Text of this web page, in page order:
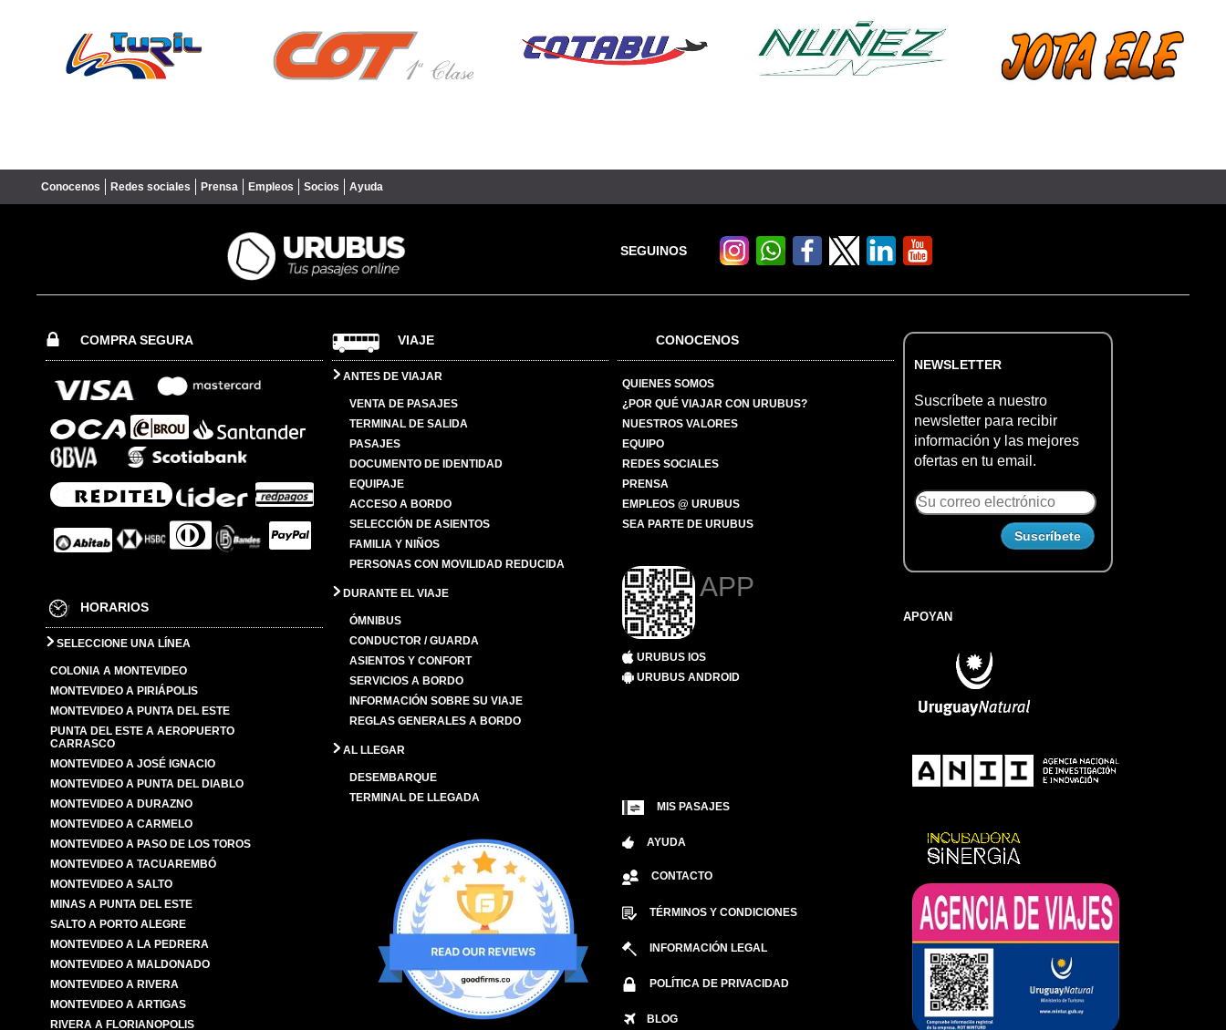
Conocenos Redes sociales Prensa Empleos Socios Ayuda
SEGUINOS
COMPRA SEGURA
HORARIOS
SELECCIONE UNA LÍNEA
COLONIA A MONTEVIDEO
MONTEVIDEO A PIRIÁPOLIS
MONTEVIDEO A PUNTA DEL ESTE
PUNTA DEL ESTE A AEROPUERTO
CARRASCO
MONTEVIDEO A JOSÉ IGNACIO
MONTEVIDEO A PUNTA DEL DIABLO
MONTEVIDEO A DURAZNO
MONTEVIDEO A CARMELO
MONTEVIDEO A PASO DE LOS TOROS
MONTEVIDEO A TACUAREMBÓ
MONTEVIDEO A SALTO
MINAS A PUNTA DEL ESTE
SALTO A PORTO ALEGRE
MONTEVIDEO A LA PEDRERA
MONTEVIDEO A MALDONADO
MONTEVIDEO A RIVERA
MONTEVIDEO A ARTIGAS
RIVERA A FLORIANOPOLIS
VIAJE
ANTES DE VIAJAR
VENTA DE PASAJES
TERMINAL DE SALIDA
PASAJES
DOCUMENTO DE IDENTIDAD
EQUIPAJE
ACCESO A BORDO
SELECCIÓN DE ASIENTOS
FAMILIA Y NIÑOS
PERSONAS CON MOVILIDAD REDUCIDA
DURANTE EL VIAJE
ÓMNIBUS
CONDUCTOR / GUARDA
ASIENTOS Y CONFORT
SERVICIOS A BORDO
INFORMACIÓN SOBRE SU VIAJE
REGLAS GENERALES A BORDO
AL LLEGAR
DESEMBARQUE
TERMINAL DE LLEGADA
CONOCENOS
QUIENES SOMOS
¿POR QUÉ VIAJAR CON URUBUS?
NUESTROS VALORES
EQUIPO
REDES SOCIALES
PRENSA
EMPLEOS @ URUBUS
SEA PARTE DE URUBUS
APP
URUBUS IOS
URUBUS ANDROID
MIS PASAJES
AYUDA
CONTACTO
TÉRMINOS Y CONDICIONES
INFORMACIÓN LEGAL
POLÍTICA DE PRIVACIDAD
BLOG
NEWSLETTER
Suscríbete a nuestro
newsletter para recibir
información y las mejores
ofertas en tu email.
APOYAN